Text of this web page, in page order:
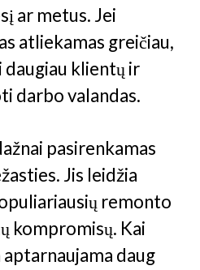
ar metus. Jei
atliekamas greičiau,
klientų ir
darbo valandas.
pasirenkamas
Jis leidžia
remonto
kompromisų. Kai
daug